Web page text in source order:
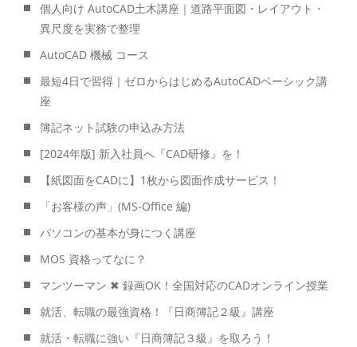
個人向け AutoCAD土木講座｜道路平面図・レイアウト・
異尺度を実務で整理
AutoCAD 機械 コース
最短4日で習得｜ゼロからはじめるAutoCADベーシック講
座
簿記ネット試験の申込み方法
[2024年版] 新入社員へ『CAD研修』を！
【紙図面をCADに】1枚から図面作成サービス！
「お客様の声」(MS-Office 編)
パソコンの基本が身につく講座
MOS 資格ってなに？
マンツーマン ✖ 録画OK！全国対応のCADオンライン授業
就活、転職の最強資格！『日商簿記２級』講座
就活・転職に強い『日商簿記３級』を取ろう！